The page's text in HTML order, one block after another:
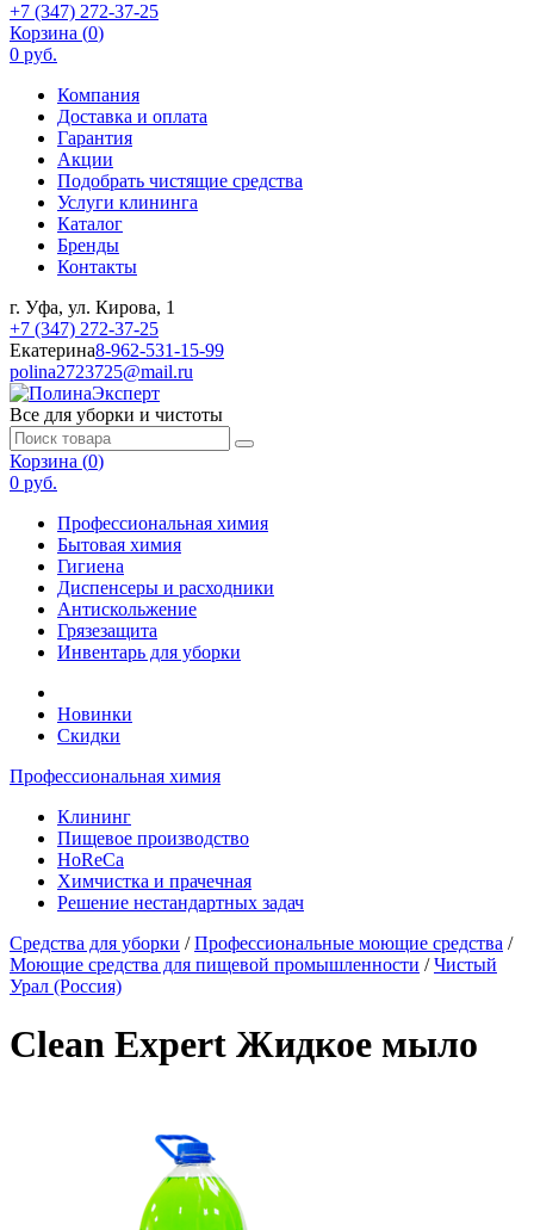
+7 (347) 272-37-25
Корзина (0)
0 руб.
Компания
Доставка и оплата
Гарантия
Акции
Подобрать чистящие средства
Услуги клининга
Каталог
Бренды
Контакты
г. Уфа, ул. Кирова, 1
+7 (347) 272-37-25
Екатерина8-962-531-15-99
polina2723725@mail.ru
Все для уборки и чистоты
Корзина (0)
0 руб.
Профессиональная химия
Бытовая химия
Гигиена
Диспенсеры и расходники
Антискольжение
Грязезащита
Инвентарь для уборки
Новинки
Скидки
Профессиональная химия
Клининг
Пищевое производство
HoReCa
Химчистка и прачечная
Решение нестандартных задач
Средства для уборки /Профессиональные моющие средства /
Моющие средства для пищевой промышленности /Чистый
Урал (Россия)
Clean Expert Жидкое мыло